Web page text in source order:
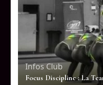
Infos Club
Focus Discipline : La